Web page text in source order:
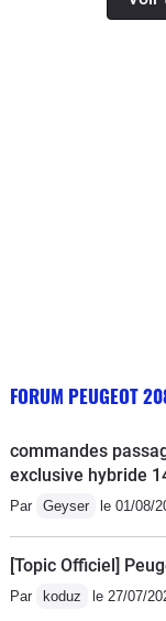
FORUM PEUGEOT
commandes
exclusive hybride
Par Geyser le 01/08/
[Topic Officiel]
Par koduz le 27/07/